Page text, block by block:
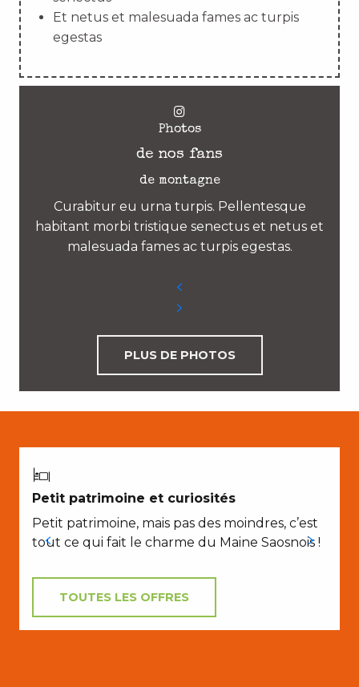
Et netus et malesuada fames ac turpis
egestas
Photos
de nos fans
de montagne
Curabitur eu urna turpis. Pellentesque
habitant morbi tristique senectus et netus et
malesuada fames ac turpis egestas.
PLUS DE PHOTOS
Petit patrimoine et curiosités
Petit patrimoine, mais pas des moindres, c’est
tout ce qui fait le charme du Maine Saosnois !
TOUTES LES OFFRES